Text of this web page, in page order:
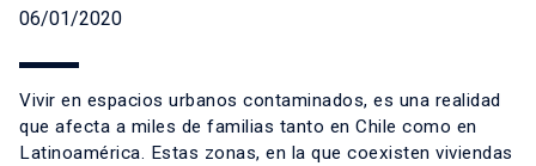
06/01/2020
Vivir en espacios urbanos contaminados, es una realidad
que afecta a miles de familias tanto en Chile como en
Latinoamérica. Estas zonas, en la que coexisten viviendas